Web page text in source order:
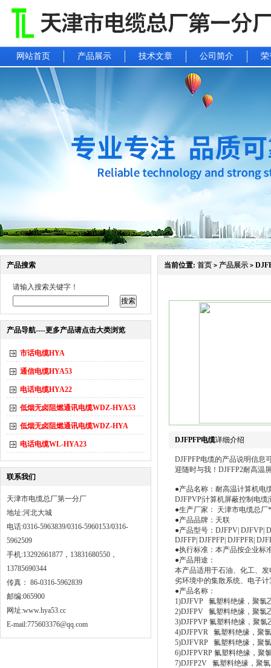
网站首页 产品展示 技术文章 公司简介 荣
产品搜索
请输入搜索关键字！
产品导航----更多产品请点击大类浏览
市话电缆HYA
通信电缆HYA53
电话电缆HYA22
低烟无卤阻燃通讯电缆WDZ-HYA53
低烟无卤阻燃通讯电缆WDZ-HYA
电话电缆WL-HYA23
联系我们
天津市电缆总厂第一分厂
地址:河北大城
电话:0316-5963839/0316-5960153/0316-
5962509
手机:13292661877，13831680550，
13785690344
传真： 86-0316-5962839
邮编:065900
网址:www.hya53.cc
E-mail:775603376@qq.com
当前位置: 首页 > 产品展示 >
DJFPFP电缆详细介绍
DJFPFP电缆的产品说明信息
迎随时与我！DJFFP2耐高温
●产品名称：耐高温计算机电
DJFPVP|计算机屏蔽控制电
●生产厂家： 天津市电缆总厂
●产品品牌：天联
●产品型号：DJFPV| DJFVP|
DJFFP| DJFPFP| DJFPFR|
●执行标准：本产品按企业标
●产品用途：
本产品适用于石油、化工、
劣环境中的集散系统、电子
●产品名称：
1)DJFVP 氟塑料绝缘，聚氯
2)DJFPV 氟塑料绝缘，聚氯
3)DJFPVP 氟塑料绝缘，聚
4)DJFPVR 氟塑料绝缘，聚
5)DJFVRP 氟塑料绝缘，聚
6)DJFPVRP 氟塑料绝缘，聚
7)DJFP2V 氟塑料绝缘，聚